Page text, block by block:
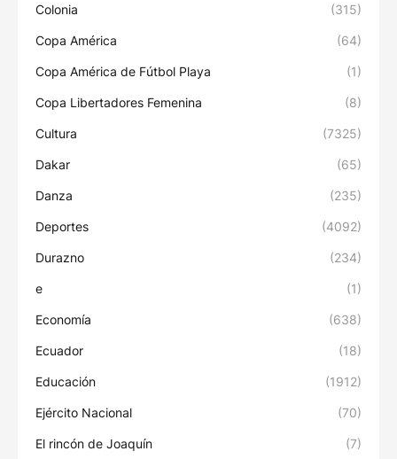
Colonia (315)
Copa América (64)
Copa América de Fútbol Playa (1)
Copa Libertadores Femenina (8)
Cultura (7325)
Dakar (65)
Danza (235)
Deportes (4092)
Durazno (234)
e (1)
Economía (638)
Ecuador (18)
Educación (1912)
Ejército Nacional (70)
El rincón de Joaquín (7)